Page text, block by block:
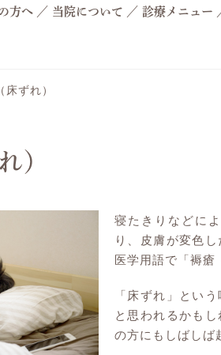
方へ ／ 当院について ／ 診療メニュー
床ずれ）
）
寝たきりなどに
り、皮膚が変色
医学用語で「褥瘡
「床ずれ」とい
と思われるかも
の方にもしばしば